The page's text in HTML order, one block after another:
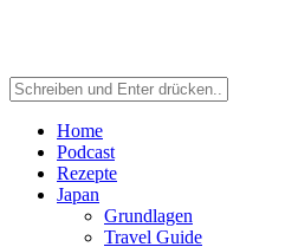
Home
Podcast
Rezepte
Japan
Grundlagen
Travel Guide